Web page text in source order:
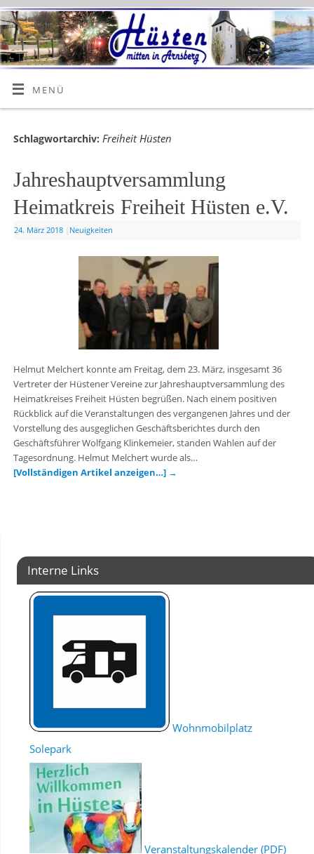
MENÜ
Schlagwortarchiv: Freiheit Hüsten
Jahreshauptversammlung
Heimatkreis Freiheit Hüsten e.V.
24. März 2018 Neuigkeiten
Helmut Melchert konnte am Freitag, dem 23. März, insgesamt 36
Vertreter der Hüstener Vereine zur Jahreshauptversammlung des
Heimatkreises Freiheit Hüsten begrüßen. Nach einem positiven
Rückblick auf die Veranstaltungen des vergangenen Jahres und der
Vorstellung des ausgeglichen Geschäftsberichtes durch den
Geschäftsführer Wolfgang Klinkemeier, standen Wahlen auf der
Tagesordnung. Helmut Melchert wurde als…
[Vollständigen Artikel anzeigen…] →
Interne Links
Wohnmobilplatz
Solepark
Veranstaltungskalender (PDF)